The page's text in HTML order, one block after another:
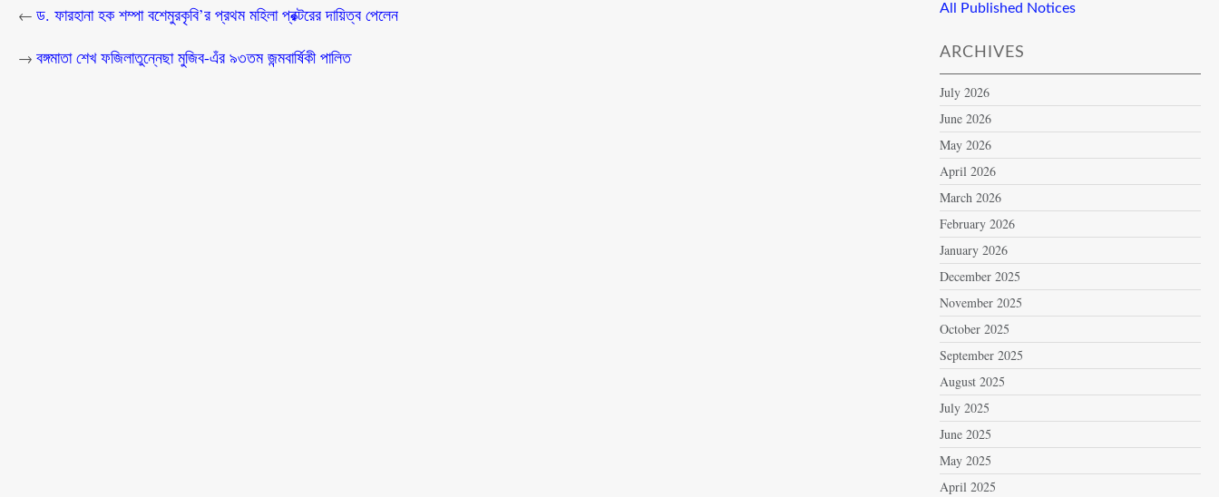
← ড. ফারহানা হক শম্পা বশেমুরকৃবি’র প্রথম মহিলা প্রক্টরের দায়িত্ব পেলেন
→ বঙ্গমাতা শেখ ফজিলাতুন্নেছা মুজিব-এঁর ৯৩তম জন্মবার্ষিকী পালিত
All Published Notices
ARCHIVES
July 2026
June 2026
May 2026
April 2026
March 2026
February 2026
January 2026
December 2025
November 2025
October 2025
September 2025
August 2025
July 2025
June 2025
May 2025
April 2025